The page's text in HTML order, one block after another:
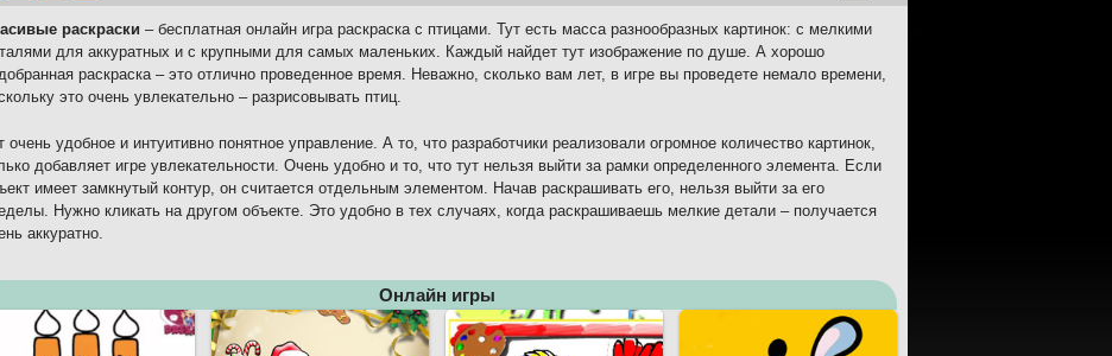
раскраски – бесплатная онлайн игра раскраска с птицами. Тут есть масса разнообразных картинок: с мелкими
для аккуратных и с крупными для самых маленьких. Каждый найдет тут изображение по душе. А хорошо
раскраска – это отлично проведенное время. Неважно, сколько вам лет, в игре вы проведете немало времени,
это очень увлекательно – разрисовывать птиц.
очень удобное и интуитивно понятное управление. А то, что разработчики реализовали огромное количество картинок,
добавляет игре увлекательности. Очень удобно и то, что тут нельзя выйти за рамки определенного элемента. Если
имеет замкнутый контур, он считается отдельным элементом. Начав раскрашивать его, нельзя выйти за его
Нужно кликать на другом объекте. Это удобно в тех случаях, когда раскрашиваешь мелкие детали – получается
аккуратно.
Онлайн игры